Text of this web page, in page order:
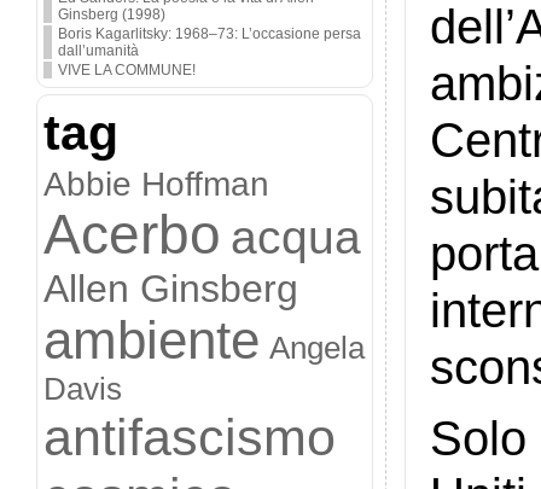
Ginsberg (1998)
Boris Kagarlitsky: 1968–73: L’occasione persa
dall’umanità
VIVE LA COMMUNE!
tag
Abbie Hoffman
Acerbo acqua
Allen Ginsberg
ambiente Angela
Davis
antifascismo